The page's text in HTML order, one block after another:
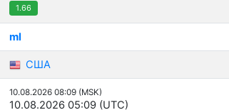
1.66
ml
США
10.08.2026 08:09 (MSK)
10.08.2026 05:09 (UTC)